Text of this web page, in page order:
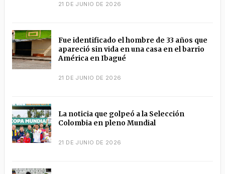
21 DE JUNIO DE 2026
Fue identificado el hombre de 33 años que
apareció sin vida en una casa en el barrio
América en Ibagué
21 DE JUNIO DE 2026
La noticia que golpeó a la Selección
Colombia en pleno Mundial
21 DE JUNIO DE 2026